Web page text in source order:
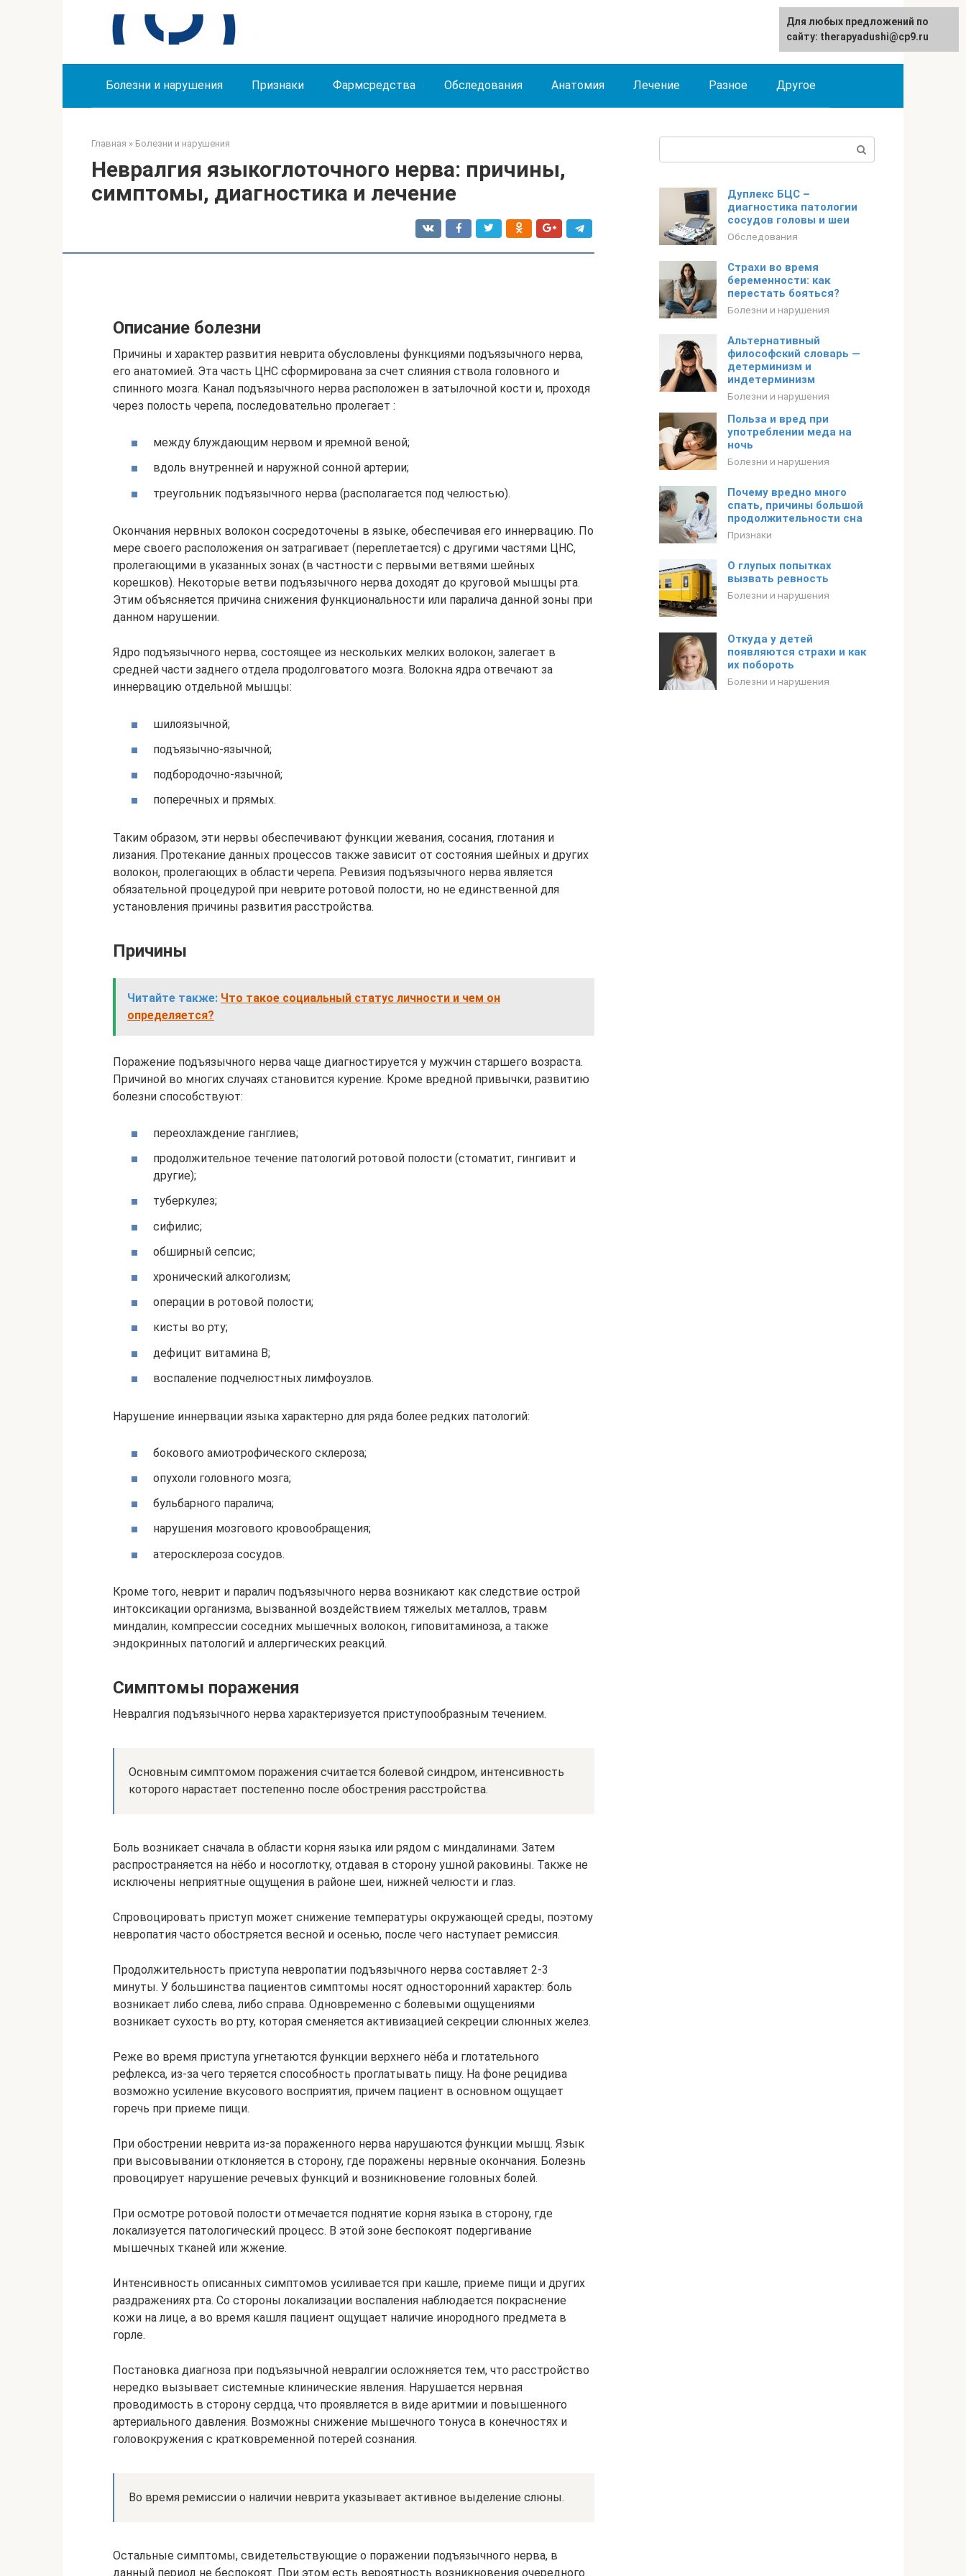
Болезни и нарушения Признаки Фармсредства Обследования Анатомия Лечение Разное Другое
Главная » Болезни и нарушения
Невралгия языкоглоточного нерва: причины,
симптомы, диагностика и лечение
Описание болезни
Причины и характер развития неврита обусловлены функциями подъязычного нерва,
его анатомией. Эта часть ЦНС сформирована за счет слияния ствола головного и
спинного мозга. Канал подъязычного нерва расположен в затылочной кости и, проходя
через полость черепа, последовательно пролегает :
между блуждающим нервом и яремной веной;
вдоль внутренней и наружной сонной артерии;
треугольник подъязычного нерва (располагается под челюстью).
Окончания нервных волокон сосредоточены в языке, обеспечивая его иннервацию. По
мере своего расположения он затрагивает (переплетается) с другими частями ЦНС,
пролегающими в указанных зонах (в частности с первыми ветвями шейных
корешков). Некоторые ветви подъязычного нерва доходят до круговой мышцы рта.
Этим объясняется причина снижения функциональности или паралича данной зоны при
данном нарушении.
Ядро подъязычного нерва, состоящее из нескольких мелких волокон, залегает в
средней части заднего отдела продолговатого мозга. Волокна ядра отвечают за
иннервацию отдельной мышцы:
шилоязычной;
подъязычно-язычной;
подбородочно-язычной;
поперечных и прямых.
Таким образом, эти нервы обеспечивают функции жевания, сосания, глотания и
лизания. Протекание данных процессов также зависит от состояния шейных и других
волокон, пролегающих в области черепа. Ревизия подъязычного нерва является
обязательной процедурой при неврите ротовой полости, но не единственной для
установления причины развития расстройства.
Причины
Читайте также: Что такое социальный статус личности и чем он
определяется?
Поражение подъязычного нерва чаще диагностируется у мужчин старшего возраста.
Причиной во многих случаях становится курение. Кроме вредной привычки, развитию
болезни способствуют:
переохлаждение ганглиев;
продолжительное течение патологий ротовой полости (стоматит, гингивит и
другие);
туберкулез;
сифилис;
обширный сепсис;
хронический алкоголизм;
операции в ротовой полости;
кисты во рту;
дефицит витамина В;
воспаление подчелюстных лимфоузлов.
Нарушение иннервации языка характерно для ряда более редких патологий:
бокового амиотрофического склероза;
опухоли головного мозга;
бульбарного паралича;
нарушения мозгового кровообращения;
атеросклероза сосудов.
Кроме того, неврит и паралич подъязычного нерва возникают как следствие острой
интоксикации организма, вызванной воздействием тяжелых металлов, травм
миндалин, компрессии соседних мышечных волокон, гиповитаминоза, а также
эндокринных патологий и аллергических реакций.
Симптомы поражения
Невралгия подъязычного нерва характеризуется приступообразным течением.
Основным симптомом поражения считается болевой синдром, интенсивность
которого нарастает постепенно после обострения расстройства.
Боль возникает сначала в области корня языка или рядом с миндалинами. Затем
распространяется на нёбо и носоглотку, отдавая в сторону ушной раковины. Также не
исключены неприятные ощущения в районе шеи, нижней челюсти и глаз.
Спровоцировать приступ может снижение температуры окружающей среды, поэтому
невропатия часто обостряется весной и осенью, после чего наступает ремиссия.
Продолжительность приступа невропатии подъязычного нерва составляет 2-3
минуты. У большинства пациентов симптомы носят односторонний характер: боль
возникает либо слева, либо справа. Одновременно с болевыми ощущениями
возникает сухость во рту, которая сменяется активизацией секреции слюнных желез.
Реже во время приступа угнетаются функции верхнего нёба и глотательного
рефлекса, из-за чего теряется способность проглатывать пищу. На фоне рецидива
возможно усиление вкусового восприятия, причем пациент в основном ощущает
горечь при приеме пищи.
При обострении неврита из-за пораженного нерва нарушаются функции мышц. Язык
при высовывании отклоняется в сторону, где поражены нервные окончания. Болезнь
провоцирует нарушение речевых функций и возникновение головных болей.
При осмотре ротовой полости отмечается поднятие корня языка в сторону, где
локализуется патологический процесс. В этой зоне беспокоят подергивание
мышечных тканей или жжение.
Интенсивность описанных симптомов усиливается при кашле, приеме пищи и других
раздражениях рта. Со стороны локализации воспаления наблюдается покраснение
кожи на лице, а во время кашля пациент ощущает наличие инородного предмета в
горле.
Постановка диагноза при подъязычной невралгии осложняется тем, что расстройство
нередко вызывает системные клинические явления. Нарушается нервная
проводимость в сторону сердца, что проявляется в виде аритмии и повышенного
артериального давления. Возможны снижение мышечного тонуса в конечностях и
головокружения с кратковременной потерей сознания.
Во время ремиссии о наличии неврита указывает активное выделение слюны.
Остальные симптомы, свидетельствующие о поражении подъязычного нерва, в
данный период не беспокоят. При этом есть вероятность возникновения очередного
Дуплекс БЦС –
диагностика патологии
сосудов головы и шеи
Обследования
Страхи во время
беременности: как
перестать бояться?
Болезни и нарушения
Альтернативный
философский словарь —
детерминизм и
индетерминизм
Болезни и нарушения
Польза и вред при
употреблении меда на
ночь
Болезни и нарушения
Почему вредно много
спать, причины большой
продолжительности сна
Признаки
О глупых попытках
вызвать ревность
Болезни и нарушения
Откуда у детей
появляются страхи и как
их побороть
Болезни и нарушения
Для любых предложений по
сайту: therapyadushi@cp9.ru